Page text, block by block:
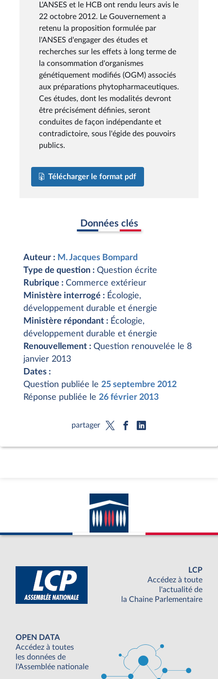
L'ANSES et le HCB ont rendu leurs avis le
22 octobre 2012. Le Gouvernement a
retenu la proposition formulée par
l'ANSES d'engager des études et
recherches sur les effets à long terme de
la consommation d'organismes
génétiquement modifiés (OGM) associés
aux préparations phytopharmaceutiques.
Ces études, dont les modalités devront
être précisément définies, seront
conduites de façon indépendante et
contradictoire, sous l'égide des pouvoirs
publics.
Télécharger le format pdf
Données clés
Auteur : M. Jacques Bompard
Type de question : Question écrite
Rubrique : Commerce extérieur
Ministère interrogé : Écologie,
développement durable et énergie
Ministère répondant : Écologie,
développement durable et énergie
Renouvellement : Question renouvelée le 8
janvier 2013
Dates :
Question publiée le 25 septembre 2012
Réponse publiée le 26 février 2013
partager
LCP
Accédez à toute
l'actualité de
la Chaine Parlementaire
OPEN DATA
Accédez à toutes
les données de
l'Assemblée nationale